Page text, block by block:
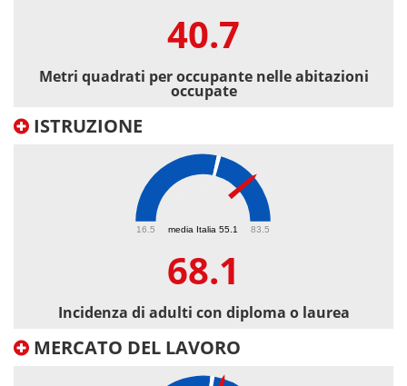
40.7
Metri quadrati per occupante nelle abitazioni
occupate
ISTRUZIONE
media Italia 55.1
16.5 83.5
68.1
Incidenza di adulti con diploma o laurea
MERCATO DEL LAVORO